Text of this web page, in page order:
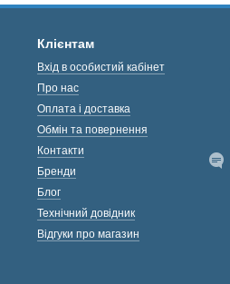
Клієнтам
Вхід в особистий кабінет
Про нас
Оплата і доставка
Обмін та повернення
Контакти
Бренди
Блог
Технічний довідник
Відгуки про магазин